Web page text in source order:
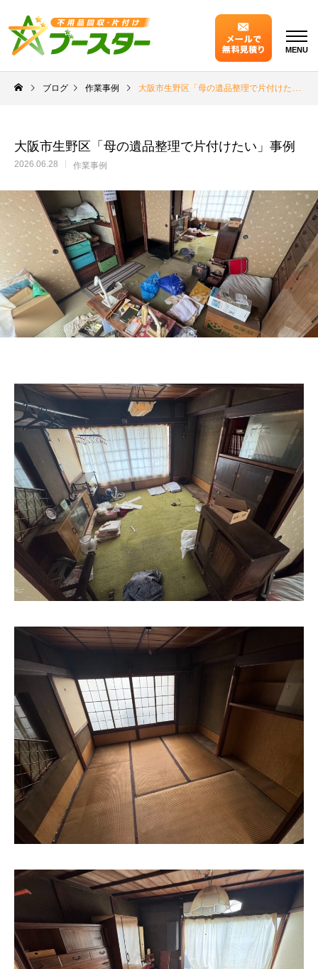
MENU
ブログ 作業事例 大阪市生野区「母の遺品整理で片付けたい」事例
大阪市生野区「母の遺品整理で片付けたい」事例
2026.06.28 作業事例